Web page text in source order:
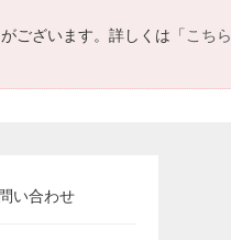
ございます。詳しくは「こちら
い合わせ